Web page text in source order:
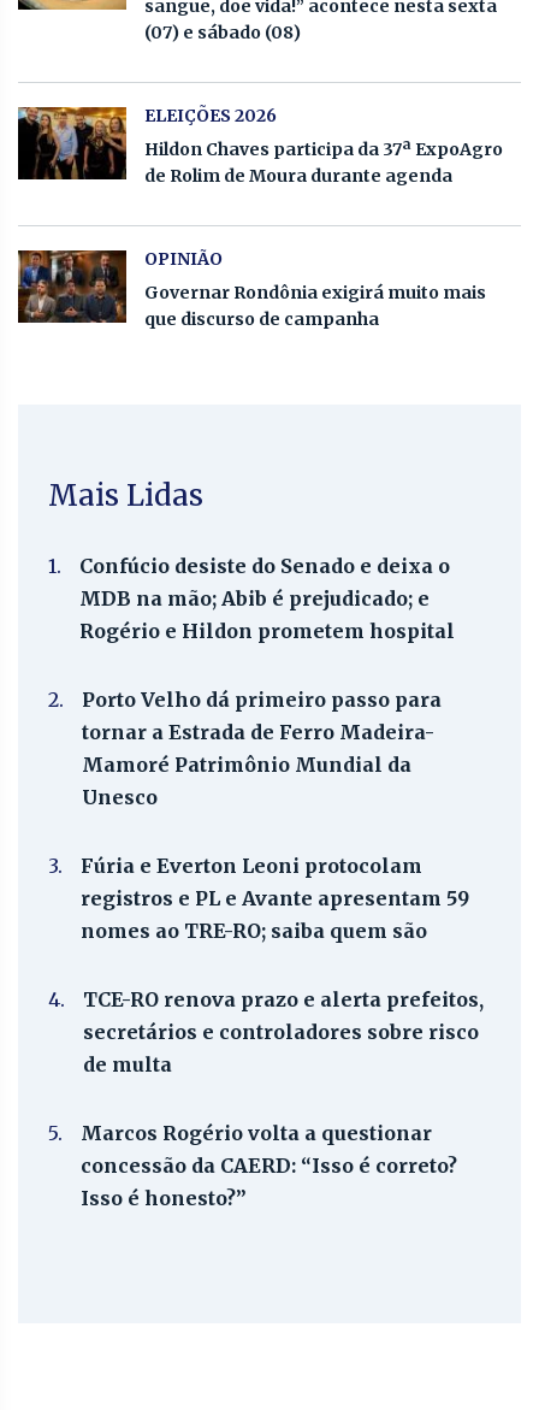
sangue, doe vida!” acontece nesta sexta
(07) e sábado (08)
ELEIÇÕES 2026
Hildon Chaves participa da 37ª ExpoAgro
de Rolim de Moura durante agenda
OPINIÃO
Governar Rondônia exigirá muito mais
que discurso de campanha
Mais Lidas
1.
Confúcio desiste do Senado e deixa o
MDB na mão; Abib é prejudicado; e
Rogério e Hildon prometem hospital
2.
Porto Velho dá primeiro passo para
tornar a Estrada de Ferro Madeira-
Mamoré Patrimônio Mundial da
Unesco
3.
Fúria e Everton Leoni protocolam
registros e PL e Avante apresentam 59
nomes ao TRE-RO; saiba quem são
4.
TCE-RO renova prazo e alerta prefeitos,
secretários e controladores sobre risco
de multa
5.
Marcos Rogério volta a questionar
concessão da CAERD: “Isso é correto?
Isso é honesto?”